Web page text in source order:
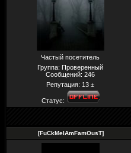
Частый посетитель
Группа: Проверенный
Сообщений:246
Репутация: 13 ±
Статус:
[FuCkMeIAmFamOusT]